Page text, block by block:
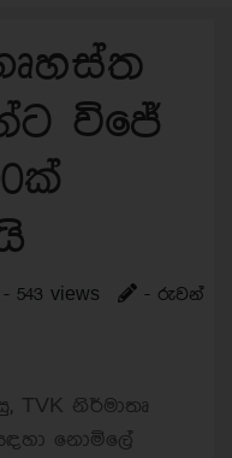
විජේ
- 543 views
- රුවන්
නිර්මාතෘ
නොමිලේ